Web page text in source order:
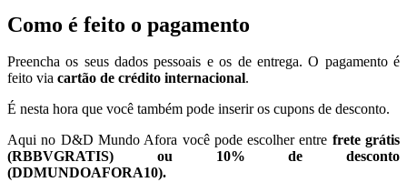
Como é feito o pagamento
Preencha os seus dados pessoais e os de entrega. O pagamento é
feito via cartão de crédito internacional.
É nesta hora que você também pode inserir os cupons de desconto.
Aqui no D&D Mundo Afora você pode escolher entre frete grátis
(RBBVGRATIS) ou 10% de desconto
(DDMUNDOAFORA10).